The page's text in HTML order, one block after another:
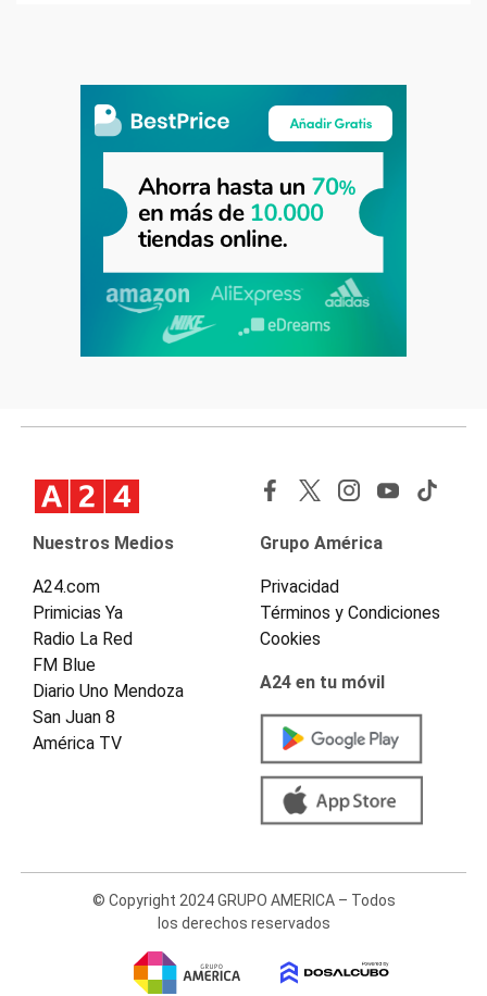
Nuestros Medios
A24.com
Primicias Ya
Radio La Red
FM Blue
Diario Uno Mendoza
San Juan 8
América TV
Grupo América
Privacidad
Términos y Condiciones
Cookies
A24 en tu móvil
© Copyright 2024 GRUPO AMERICA – Todos
los derechos reservados